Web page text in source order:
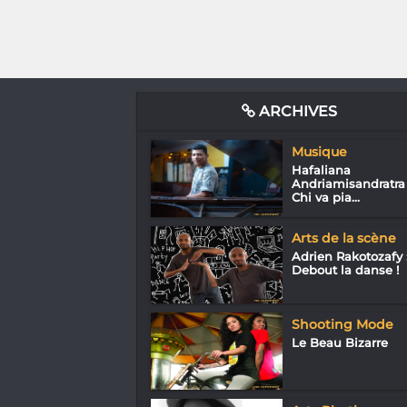
ARCHIVES
Musique
Hafaliana
Andriamisandratra
Chi va pia...
Arts de la scène
Adrien Rakotozafy
Debout la danse !
Shooting Mode
Le Beau Bizarre